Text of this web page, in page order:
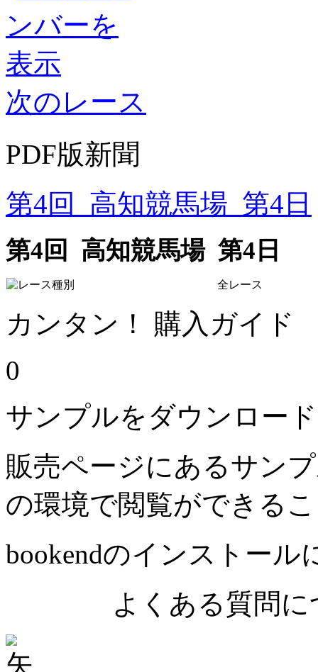
次のレース
PDF版新聞
第4回 高知競馬場 第4日
第4回 高知競馬場 第4日
全レース
カンタン！ 購入ガイド
0
サンプルをダウンロー
販売ページにあるサン
の環境で閲覧ができる
bookendのインストール
よくある質問に